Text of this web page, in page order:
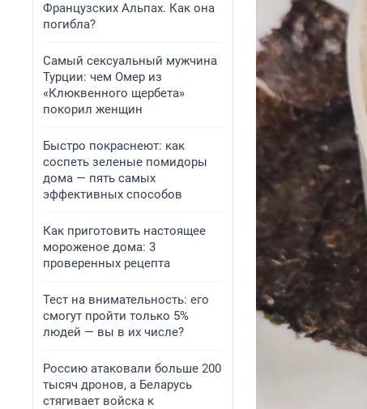
Французских Альпах. Как она
погибла?
Самый сексуальный мужчина
Турции: чем Омер из
«Клюквенного щербета»
покорил женщин
Быстро покраснеют: как
соспеть зеленые помидоры
дома — пять самых
эффективных способов
Как приготовить настоящее
мороженое дома: 3
проверенных рецепта
Тест на внимательность: его
смогут пройти только 5%
людей — вы в их числе?
Россию атаковали больше 200
тысяч дронов, а Беларусь
стягивает войска к